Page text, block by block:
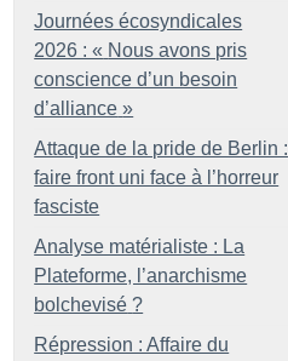
Journées écosyndicales
2026 : « Nous avons pris
conscience d’un besoin
d’alliance »
Attaque de la pride de Berlin :
faire front uni face à l’horreur
fasciste
Analyse matérialiste : La
Plateforme, l’anarchisme
bolchevisé ?
Répression : Affaire du